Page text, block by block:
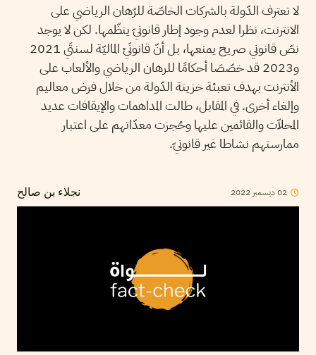
لا تعترف الدّولة بالشركات الخاصّة للرّهان الرياضي على
الانترنت، نظرا لعدم وجود إطار قانونيّ ينظّمها. لكن لا يوجد
نصّ قانوني صريح يمنعها، بل أنّ قانونَيْ الماليّة لسنتَي 2021
و2023 قد خصّصَا أحكامًا للرهان الرياضي والألعاب على
الأنترنت بهدف تعبئة خزينة الدّولة من خلال فرض معاليم
وإلغاء أخرى. في المقابل، طالت المداهمات والإيقافات عديد
المحلاّت والقائمين عليها وحُجزت معدّاتهم على اعتبار
ممارستهم نشاطا غير قانونيّ.
نجلاء بن صالح 02 ديسمبر 2022